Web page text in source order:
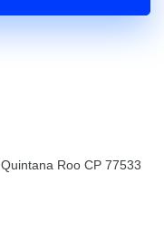
Quintana Roo CP 77533